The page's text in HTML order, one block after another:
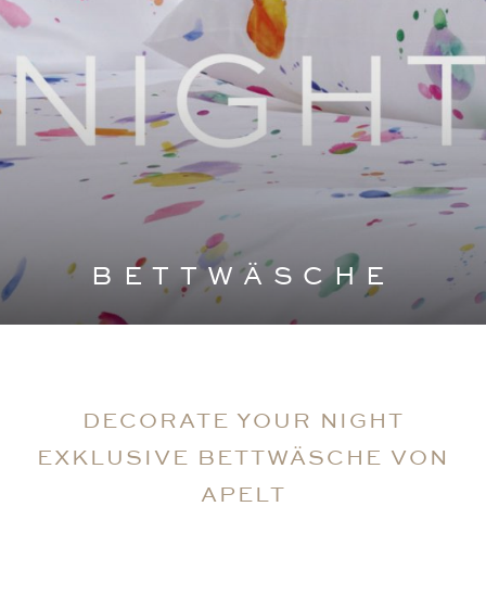
BETTWÄSCHE
DECORATE YOUR NIGHT
EXKLUSIVE BETTWÄSCHE VON
APELT